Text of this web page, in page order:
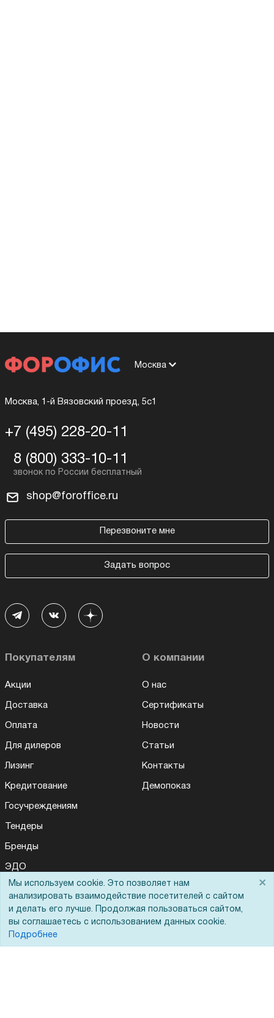
Москва
Москва, 1-й Вязовский проезд, 5с1
+7 (495) 228-20-11
8 (800) 333-10-11
shop@foroffice.ru
Перезвоните мне
Задать вопрос
Покупателям
Акции
Доставка
Оплата
Для дилеров
Лизинг
Кредитование
Госучреждениям
Тендеры
Бренды
ЭДО
О компании
О нас
Сертификаты
Новости
Статьи
Контакты
Демопоказ
Помощь
Вопрос-ответ
Мы используем cookie. Это позволяет нам
анализировать взаимодействие посетителей с сайтом
и делать его лучше. Продолжая пользоваться сайтом,
вы соглашаетесь с использованием данных cookie.
Подробнее
×